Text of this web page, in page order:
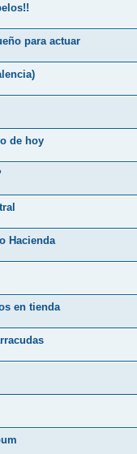
para actuar
de hoy
Hacienda
en tienda